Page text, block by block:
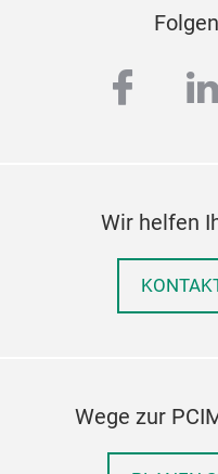
Wir helfen
Wege zur